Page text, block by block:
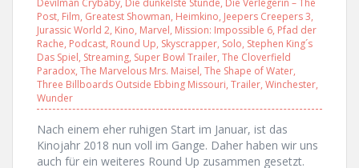
Devilman Crybaby, Die dunkelste Stunde, Die Verlegerin – The
Post, Film, Greatest Showman, Heimkino, Jeepers Creepers 3,
Jurassic World 2, Kino, Marvel, Mission: Impossible 6, Pfad der
Rache, Podcast, Round Up, Skyscrapper, Solo, Stephen King´s
Das Spiel, Streaming, Super Bowl Trailer, The Cloverfield
Paradox, The Marvelous Mrs. Maisel, The Shape of Water,
Three Billboards Outside Ebbing Missouri, Trailer, Winchester,
Wunder
Nach einem eher ruhigen Start im Januar, ist das
Kinojahr 2018 nun voll im Gange. Daher haben wir uns
auch für ein weiteres Round Up zusammen gesetzt.